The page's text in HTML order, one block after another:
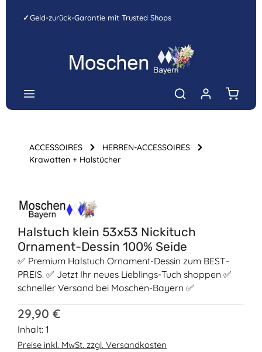
Zum Hauptinhalt springen
✓Geld-zurück-Garantie mit Trusted Shops
ACCESSOIRES
HERREN-ACCESSOIRES
Krawatten + Halstücher
Halstuch klein 53x53 Nickituch
Ornament-Dessin 100% Seide
✅ Premium Halstuch Ornament-Dessin zum BEST-
PREIS. ✅ Jetzt Ihr neues Lieblings-Tuch shoppen ✅
schneller Versand bei Moschen-Bayern ✅
Regulärer Preis:
29,90 €
Inhalt: 1
Preise inkl. MwSt. zzgl. Versandkosten